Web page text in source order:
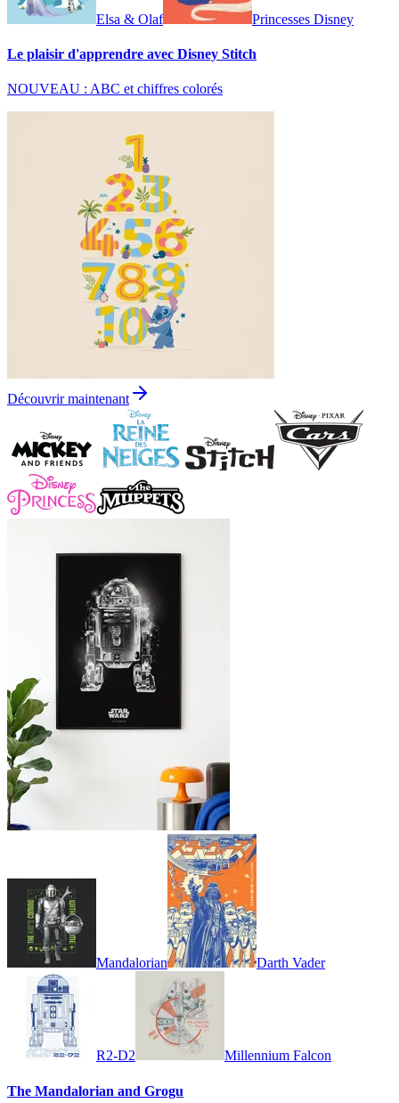
Elsa & Olaf Princesses Disney
Le plaisir d'apprendre avec Disney Stitch
NOUVEAU : ABC et chiffres colorés
Découvrir maintenant
Mandalorian Darth Vader
R2-D2 Millennium Falcon
The Mandalorian and Grogu